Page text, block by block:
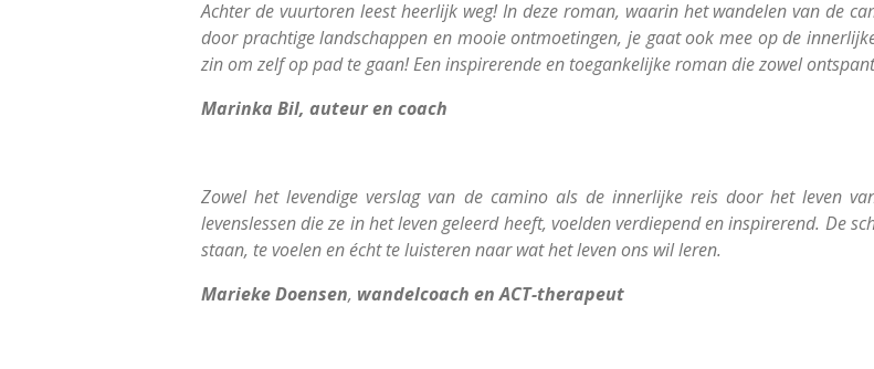
Achter de vuurtoren leest heerlijk weg! In deze roman, waarin het wandelen van de
door prachtige landschappen en mooie ontmoetingen, je gaat ook mee op de
zin om zelf op pad te gaan! Een inspirerende en toegankelijke roman die zowel
Marinka Bil, auteur en coach
Zowel het levendige verslag van de camino als de innerlijke reis door het leven
levenslessen die ze in het leven geleerd heeft, voelden verdiepend en inspirerend. De
staan, te voelen en écht te luisteren naar wat het leven ons wil leren.
Marieke Doensen, wandelcoach en ACT-therapeut